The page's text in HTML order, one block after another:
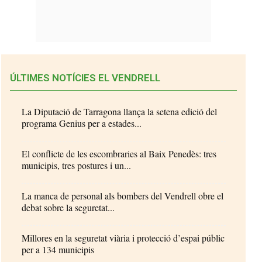
ÚLTIMES NOTÍCIES EL VENDRELL
La Diputació de Tarragona llança la setena edició del
programa Genius per a estades...
El conflicte de les escombraries al Baix Penedès: tres
municipis, tres postures i un...
La manca de personal als bombers del Vendrell obre el
debat sobre la seguretat...
Millores en la seguretat viària i protecció d’espai públic
per a 134 municipis